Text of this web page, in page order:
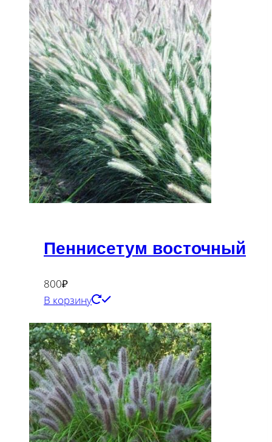
Пеннисетум восточный
800₽
В корзину